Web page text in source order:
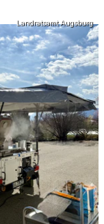
Landratsamt Augsburg